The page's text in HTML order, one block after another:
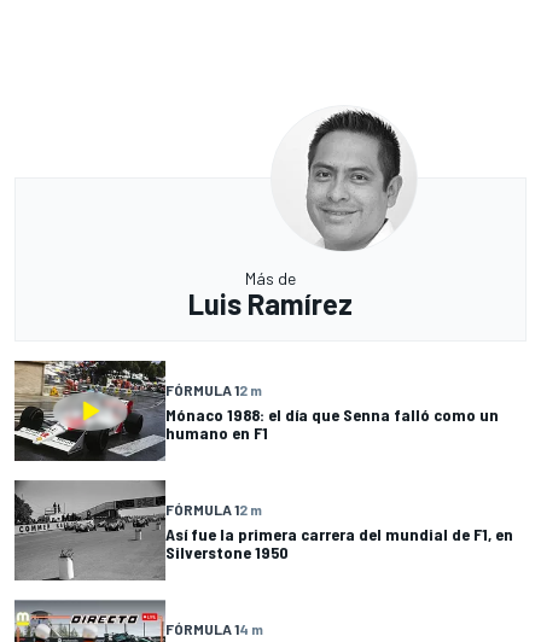
Más de
Luis Ramírez
FÓRMULA 12 m
Mónaco 1988: el día que Senna falló como un
humano en F1
FÓRMULA 12 m
Así fue la primera carrera del mundial de F1, en
Silverstone 1950
FÓRMULA 14 m